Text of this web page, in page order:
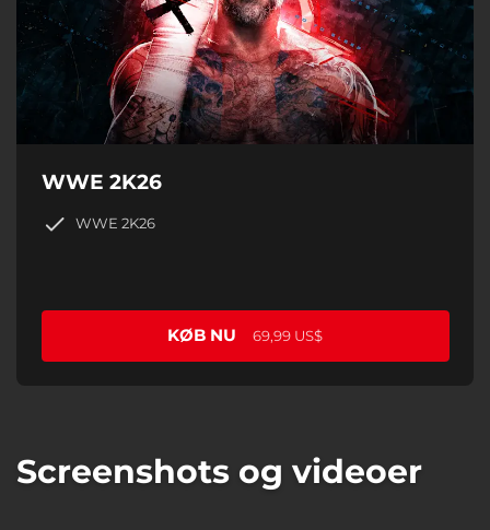
WWE 2K26
WWE 2K26
KØB NU 69,99 US$
Screenshots og videoer